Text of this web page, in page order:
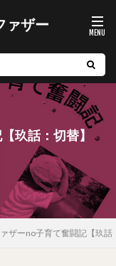
ァザー
玖話：切替】
ザーno子育て奮闘記【玖話